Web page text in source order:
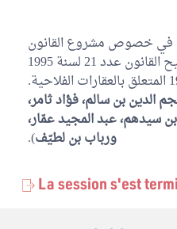
في خصوص مشروع القانون
عدد 116/2020 المتعلق بتنقيح القانون عدد 21 لسنة 1995
المؤرخ في 13 فيفري 1995 المتعلق بالعقارات الفلاحية.
الدين بن سالم، فؤاد ثامر،
سيدهم، عبد المجيد عمّار،
ورباب بن لطيّف).
La session s'est